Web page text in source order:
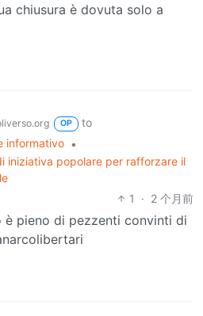
chiusura è dovuta solo a
OP
to
informativo •
iniziativa popolare per rafforzare il
1
· 2 个月前
è pieno di pezzenti convinti di